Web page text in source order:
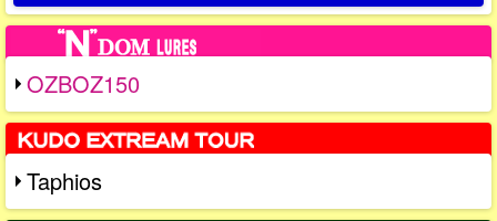
OZBOZ150
Taphios